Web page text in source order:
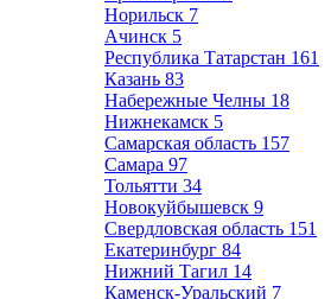
Норильск 7
Ачинск 5
Республика Татарстан 161
Казань 83
Набережные Челны 18
Нижнекамск 5
Самарская область 157
Самара 97
Тольятти 34
Новокуйбышевск 9
Свердловская область 151
Екатеринбург 84
Нижний Тагил 14
Каменск-Уральский 7